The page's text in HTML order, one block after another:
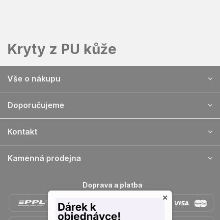
Kryty z PU kůže
p
Vše o nákupu
Doporučujeme
Kontakt
Kamenná prodejna
Doprava a platba
×